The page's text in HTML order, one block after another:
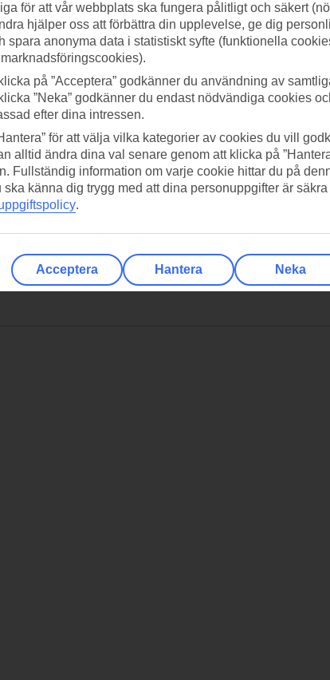
för att vår webbplats ska fungera pålitligt och säkert
hjälper oss att förbättra din upplevelse, ge dig
spara anonyma data i statistiskt syfte (funktionella
på ”Acceptera” godkänner du användning av
”Neka” godkänner du endast nödvändiga cookies
efter dina intressen.
för att välja vilka kategorier av cookies du vill
alltid ändra dina val senare genom att klicka på
Fullständig information om varje cookie hittar du på
ska känna dig trygg med att dina personuppgifter är
.
Acceptera Hantera Neka